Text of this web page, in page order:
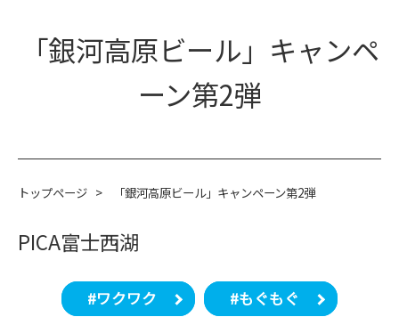
「銀河高原ビール」キャンペ
ーン第2弾
トップページ > 「銀河高原ビール」キャンペーン第2弾
PICA富士西湖
#ワクワク #もぐもぐ